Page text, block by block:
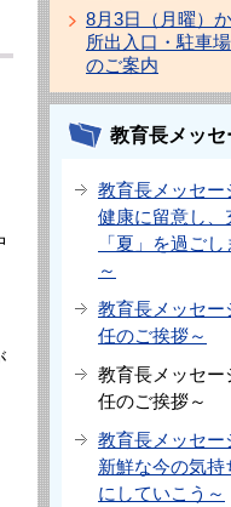
8月3日（月曜）
所出入口・駐車
のご案内
教育長メッセ
教育長メッセ
健康に留意し、
「夏」を過ごし
～
教育長メッセ
任のご挨拶～
教育長メッセ
任のご挨拶～
教育長メッセ
新鮮な今の気持
にしていこう～